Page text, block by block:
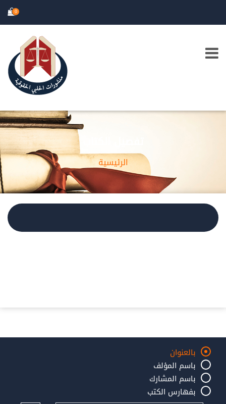
0
الرئيسية
بالعنوان
باسم المؤلف
باسم المشارك
بفهارس الكتب